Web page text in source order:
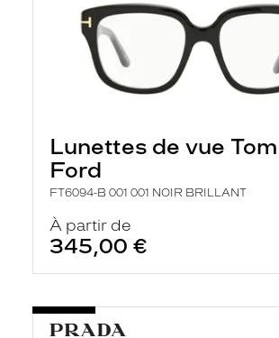
Lunettes de vue Tom
Ford
FT6094-B 001 001 NOIR BRILLANT
À partir de
345,00 €